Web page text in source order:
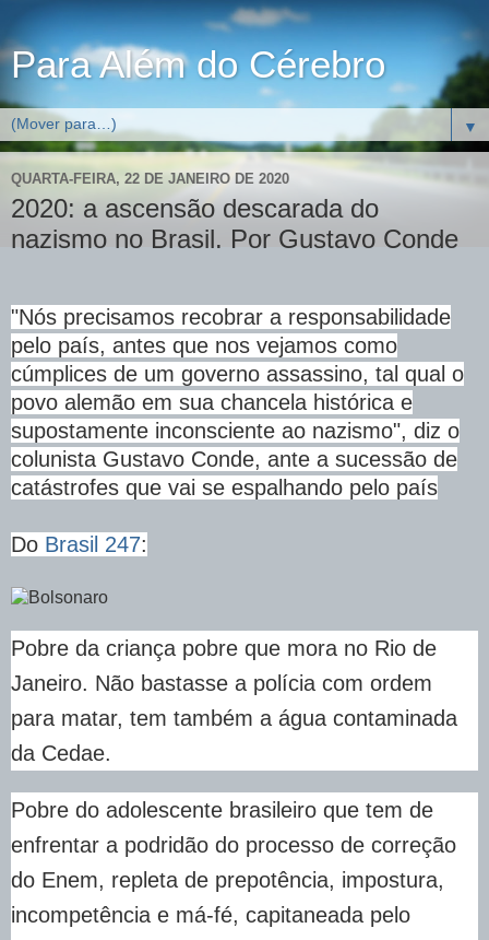
Para Além do Cérebro
▼
QUARTA-FEIRA, 22 DE JANEIRO DE 2020
2020: a ascensão descarada do
nazismo no Brasil. Por Gustavo Conde
"Nós precisamos recobrar a responsabilidade
pelo país, antes que nos vejamos como
cúmplices de um governo assassino, tal qual o
povo alemão em sua chancela histórica e
supostamente inconsciente ao nazismo", diz o
colunista Gustavo Conde, ante a sucessão de
catástrofes que vai se espalhando pelo país
Do Brasil 247:
Pobre da criança pobre que mora no Rio de
Janeiro. Não bastasse a polícia com ordem
para matar, tem também a água contaminada
da Cedae.
Pobre do adolescente brasileiro que tem de
enfrentar a podridão do processo de correção
do Enem, repleta de prepotência, impostura,
incompetência e má-fé, capitaneada pelo